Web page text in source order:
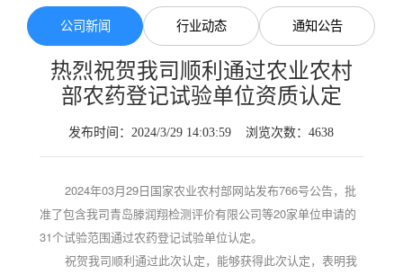
公司新闻 行业动态 通知公告
热烈祝贺我司顺利通过农业农村
部农药登记试验单位资质认定
发布时间：2024/3/29 14:03:59 浏览次数：4638
2024年03月29日国家农业农村部网站发布766号公告，批
准了包含我司青岛滕润翔检测评价有限公司等20家单位申请的
31个试验范围通过农药登记试验单位认定。
祝贺我司顺利通过此次认定，能够获得此次认定，表明我